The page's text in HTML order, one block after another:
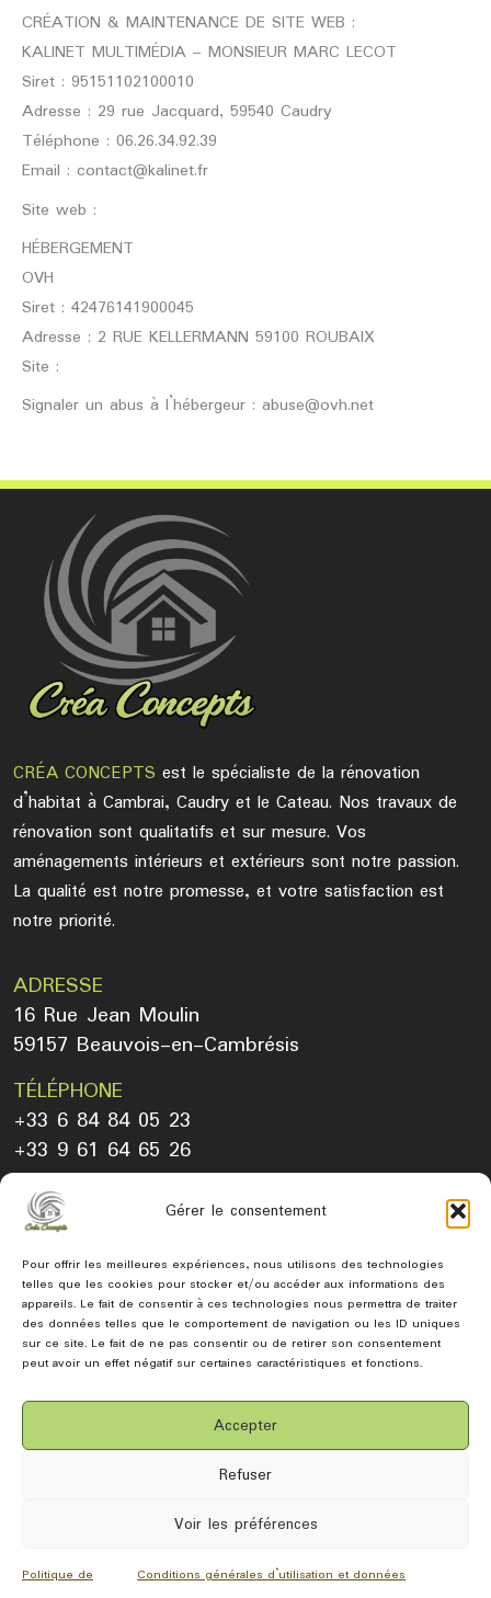
Gérer le consentement
Pour offrir les meilleures expériences, nous utilisons des technologies
telles que les cookies pour stocker et/ou accéder aux informations des
appareils. Le fait de consentir à ces technologies nous permettra de traiter
des données telles que le comportement de navigation ou les ID uniques
sur ce site. Le fait de ne pas consentir ou de retirer son consentement
peut avoir un effet négatif sur certaines caractéristiques et fonctions.
Accepter
Refuser
Voir les préférences
Politique de
Conditions générales d’utilisation et données
CRÉATION & MAINTENANCE DE SITE WEB :
KALINET MULTIMÉDIA – MONSIEUR MARC LECOT
Siret : 95151102100010
Adresse : 29 rue Jacquard, 59540 Caudry
Téléphone : 06.26.34.92.39
Email : contact@kalinet.fr
Site web :
HÉBERGEMENT
OVH
Siret : 42476141900045
Adresse : 2 RUE KELLERMANN 59100 ROUBAIX
Site :
Signaler un abus à l’hébergeur : abuse@ovh.net
CRÉA CONCEPTS est le spécialiste de la rénovation
d’habitat à Cambrai, Caudry et le Cateau. Nos travaux de
rénovation sont qualitatifs et sur mesure. Vos
aménagements intérieurs et extérieurs sont notre passion.
La qualité est notre promesse, et votre satisfaction est
notre priorité.
ADRESSE
16 Rue Jean Moulin
59157 Beauvois-en-Cambrésis
TÉLÉPHONE
+33 6 84 84 05 23
+33 9 61 64 65 26
EMAIL
renovation@creaconcepts.fr
SUIVEZ NOUS SUR LES RÉSEAUX :
Partagez et soutenez nous
Tous droits réservés 2026 © Créa Concepts votre spécialiste de la
KALINET MULTIMÉDIA|POLITIQUES DES COOKIES